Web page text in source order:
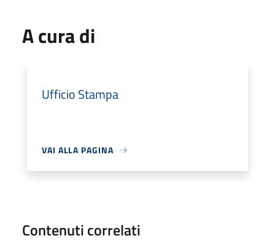
A cura di
Ufficio Stampa
VAI ALLA PAGINA
Contenuti correlati